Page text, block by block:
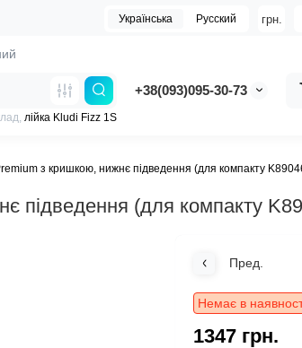
грн.
Українська Русский
+38(093)095-30-73
лійка Kludi Fizz 1S
з кришкою, нижнє підведення (для компакту
підведення (для компакту
Пред.
Немає в
1347 грн.